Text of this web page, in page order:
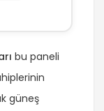
bu paneli
güneş